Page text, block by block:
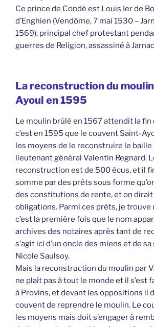
Ce prince de Condé est Louis Ier de
d’Enghien (Vendôme, 7 mai 1530 –
1569), principal chef protestant
guerres de Religion, assassiné à
La reconstruction du
Ayoul en 1595
Le moulin brûlé en 1567 attendit la
c’est en 1595 que le couvent Saint-
les moyens de le reconstruire le baille
lieutenant général Valentin Regnard.
reconstruction est de 500 écus, et il
somme par des prêts sous forme
des constitutions de rente, et on dirait
obligations. Parmi ces prêts, je trouve
c’est la première fois que le nom
archives des notaires après tant de
s’agit ici d’un oncle des miens et de
Nicole Saulsoy.
Mais la reconstruction du moulin par
ne plaît pas à tout le monde et il s’est
à Provins, et devant les oppositions il
couvent de reprendre le moulin. Le
les moyens mais doit s’engager à